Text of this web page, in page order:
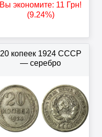
Вы экономите: 11 Грн!
(9.24%)
20 копеек 1924 СССР
— серебро